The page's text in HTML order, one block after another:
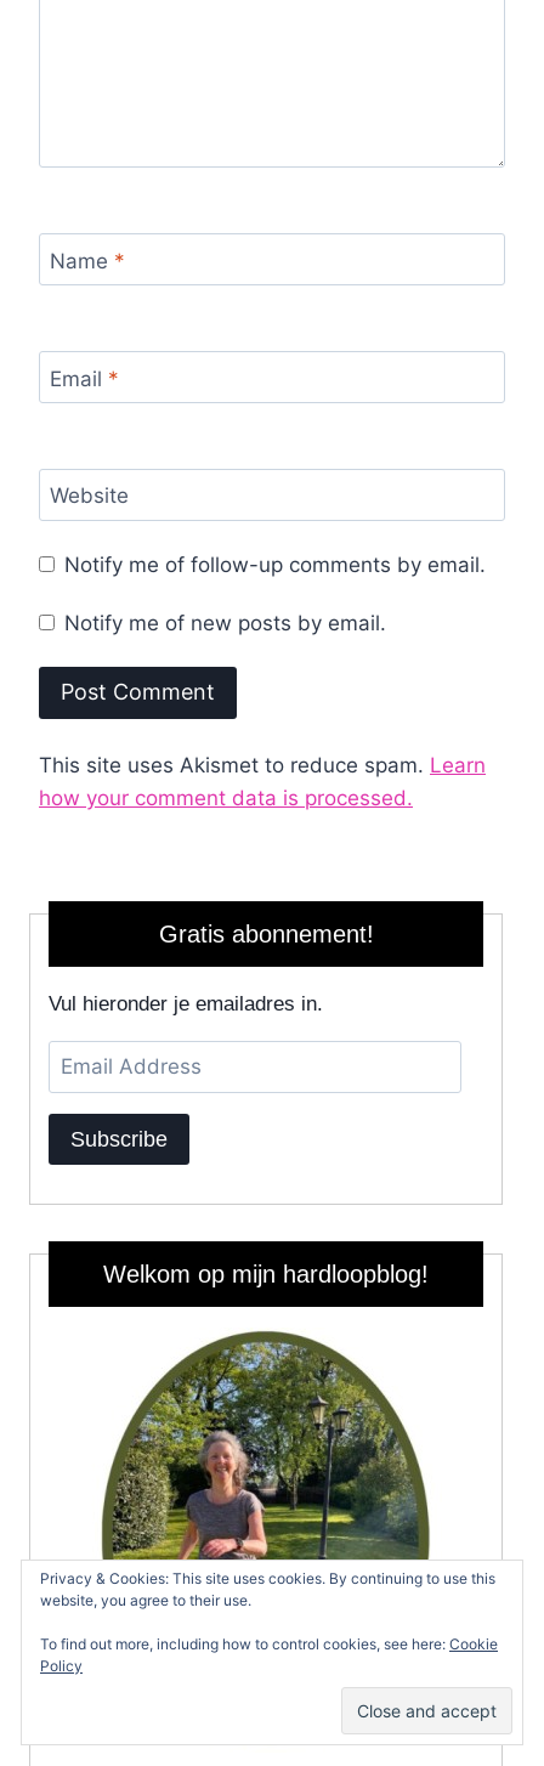
Name *
Email *
Website
Notify me of follow-up comments by email.
Notify me of new posts by email.
This site uses Akismet to reduce spam. Learn
how your comment data is processed.
Gratis abonnement!
Vul hieronder je emailadres in.
Email
Address
Subscribe
Welkom op mijn hardloopblog!
Privacy & Cookies: This site uses cookies. By continuing to use this
website, you agree to their use.
To find out more, including how to control cookies, see here: Cookie
Policy